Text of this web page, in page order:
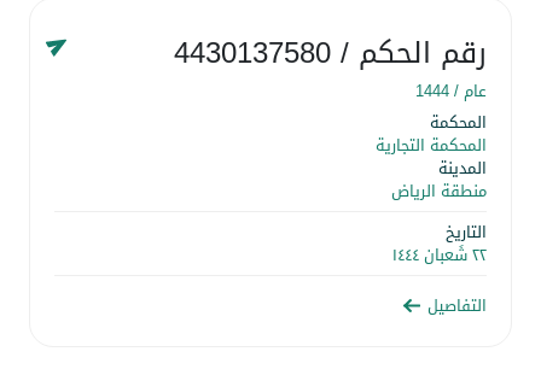
رقم الحكم/ 4430137580
عام /1444
المحكمة
المحكمة التجارية
المدينة
منطقة الرياض
التاريخ
٢٢ شَعبان ١٤٤٤
التفاصيل